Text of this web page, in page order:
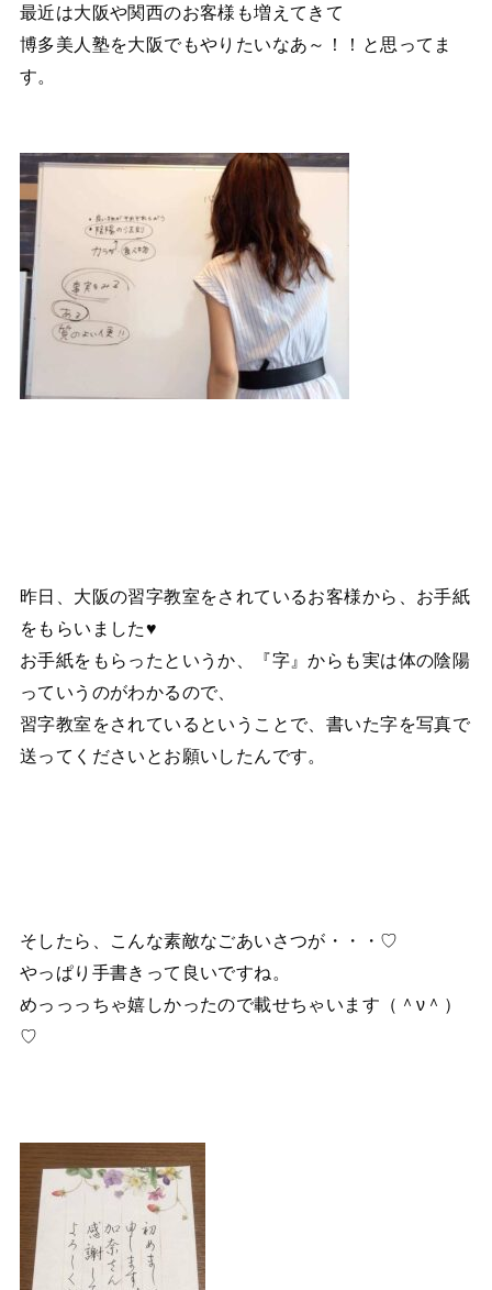
最近は大阪や関西のお客様も増えてきて
博多美人塾を大阪でもやりたいなあ～！！と思ってま
す。
昨日、大阪の習字教室をされているお客様から、お手紙
をもらいました♥
お手紙をもらったというか、『字』からも実は体の陰陽
っていうのがわかるので、
習字教室をされているということで、書いた字を写真で
送ってくださいとお願いしたんです。
そしたら、こんな素敵なごあいさつが・・・♡
やっぱり手書きって良いですね。
めっっっちゃ嬉しかったので載せちゃいます（＾ν＾）
♡